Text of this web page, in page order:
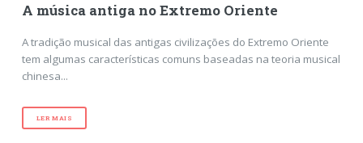
A música antiga no Extremo Oriente
A tradição musical das antigas civilizações do Extremo Oriente
tem algumas características comuns baseadas na teoria musical
chinesa...
LER MAIS